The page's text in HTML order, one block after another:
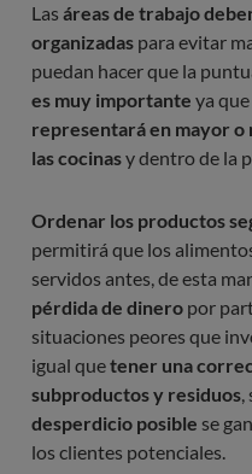
Las áreas de trabajo
organizadas para evitar
puedan hacer que la
es muy importante ya
representará en mayor o
las cocinasy dentro de la
Ordenar los productos
permitirá que los
servidos antes, de esta
pérdida de dinero por
situaciones peores que
igual quetener una
subproductos y residuos,
desperdicio posible se
los clientes potenciales.